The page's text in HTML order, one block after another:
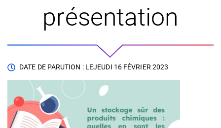
présentation
DATE DE PARUTION : LEJEUDI 16 FÉVRIER 2023